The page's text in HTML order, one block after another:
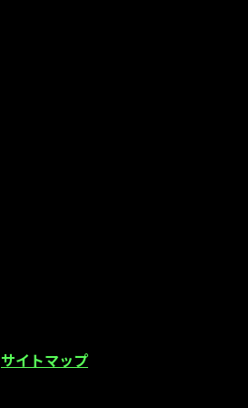
サイトマップ